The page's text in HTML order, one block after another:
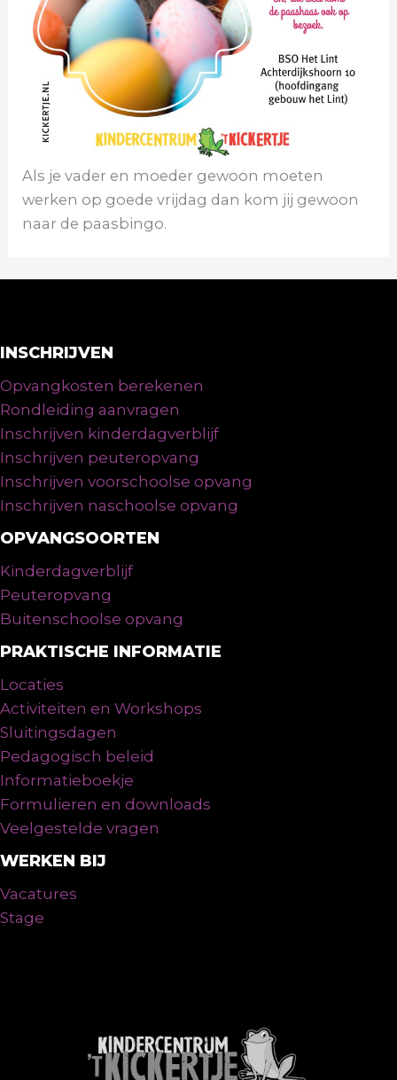
Als je vader en moeder gewoon moeten
werken op goede vrijdag dan kom jij gewoon
naar de paasbingo.
INSCHRIJVEN
Opvangkosten berekenen
Rondleiding aanvragen
Inschrijven kinderdagverblijf
Inschrijven peuteropvang
Inschrijven voorschoolse opvang
Inschrijven naschoolse opvang
OPVANGSOORTEN
Kinderdagverblijf
Peuteropvang
Buitenschoolse opvang
PRAKTISCHE INFORMATIE
Locaties
Activiteiten en Workshops
Sluitingsdagen
Pedagogisch beleid
Informatieboekje
Formulieren en downloads
Veelgestelde vragen
WERKEN BIJ
Vacatures
Stage